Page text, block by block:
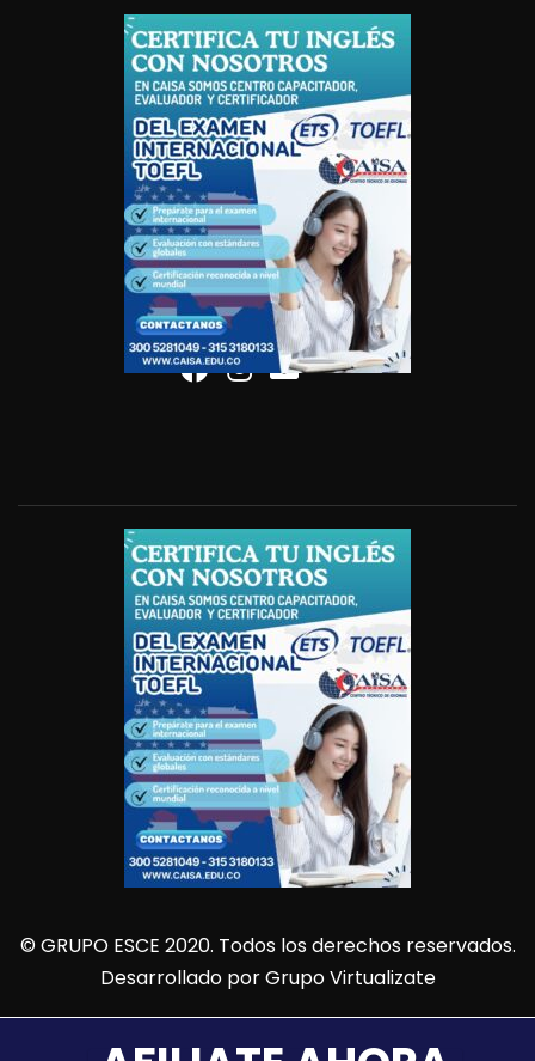
© GRUPO ESCE 2020. Todos los derechos reservados.
Desarrollado porGrupo Virtualizate